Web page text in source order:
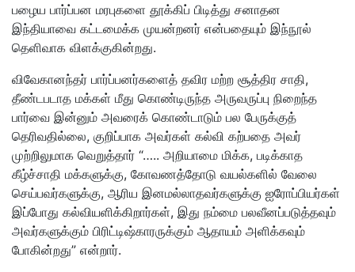
பழைய பார்ப்பன மரபுகளை தூக்கிப் பிடித்து சனாதன
இந்தியாவை கட்டமைக்க முயன்றனர் என்பதையும் இந்நூல்
தெளிவாக விளக்குகின்றது.
விவேகானந்தர் பார்ப்பனர்களைத் தவிர மற்ற சூத்திர சாதி,
தீண்டபடாத மக்கள் மீது கொண்டிருந்த அருவருப்பு நிறைந்த
பார்வை இன்னும் அவரைக் கொண்டாடும் பல பேருக்குத்
தெரிவதில்லை, குறிப்பாக அவர்கள் கல்வி கற்பதை அவர்
முற்றிலுமாக வெறுத்தார் “….. அறியாமை மிக்க, படிக்காத
கீழ்ச்சாதி மக்களுக்கு, கோவணத்தோடு வயல்களில் வேலை
செய்பவர்களுக்கு, ஆரிய இனமல்லாதவர்களுக்கு ஐரோப்பியர்கள்
இப்போது கல்வியளிக்கிறார்கள், இது நம்மை பலவீனப்படுத்தவும்
அவர்களுக்கும் பிரிட்டிஷ்காரருக்கும் ஆதாயம் அளிக்கவும்
போகின்றது” என்றார்.